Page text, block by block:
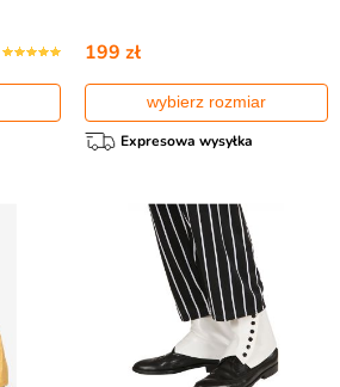
199 zł
wybierz rozmiar
Expresowa wysyłka